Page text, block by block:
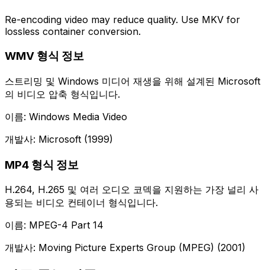
Re-encoding video may reduce quality. Use MKV for
lossless container conversion.
WMV 형식 정보
스트리밍 및 Windows 미디어 재생을 위해 설계된 Microsoft
의 비디오 압축 형식입니다.
이름: Windows Media Video
개발사: Microsoft (1999)
MP4 형식 정보
H.264, H.265 및 여러 오디오 코덱을 지원하는 가장 널리 사
용되는 비디오 컨테이너 형식입니다.
이름: MPEG-4 Part 14
개발사: Moving Picture Experts Group (MPEG) (2001)